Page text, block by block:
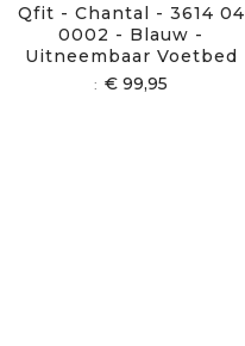
Qfit - Chantal - 3614 04
0002 - Blauw -
Uitneembaar Voetbed
€ 99,95